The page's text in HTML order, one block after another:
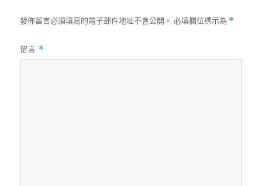
發佈留言必須填寫的電子郵件地址不會公開。 必填欄位標示為 *
留言 *